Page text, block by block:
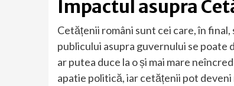
Impactul asupra
Cetățenii români sunt cei care, în
publicului asupra guvernului se
ar putea duce la o și mai mare
apatie politică, iar cetățenii pot